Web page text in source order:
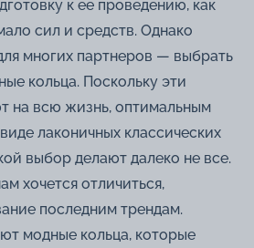
к ее проведению, как
сил и средств. Однако
многих партнеров — выбрать
кольца. Поскольку эти
на всю жизнь, оптимальным
лаконичных классических
выбор делают далеко не все.
хочется отличиться,
последним трендам.
модные кольца, которые